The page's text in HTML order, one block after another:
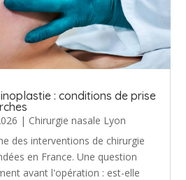
: conditions de prise
| Chirurgie nasale Lyon
des interventions de chirurgie
en France. Une question
avant l'opération : est-elle